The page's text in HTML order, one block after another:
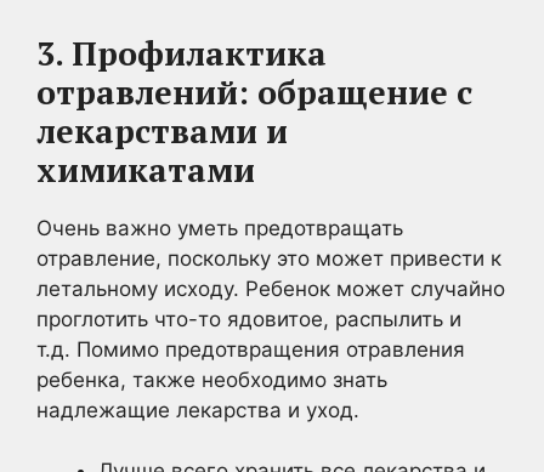
3. Профилактика
отравлений: обращение с
лекарствами и
химикатами
Очень важно уметь предотвращать
отравление, поскольку это может привести к
летальному исходу. Ребенок может случайно
проглотить что-то ядовитое, распылить и
т.д. Помимо предотвращения отравления
ребенка, также необходимо знать
надлежащие лекарства и уход.